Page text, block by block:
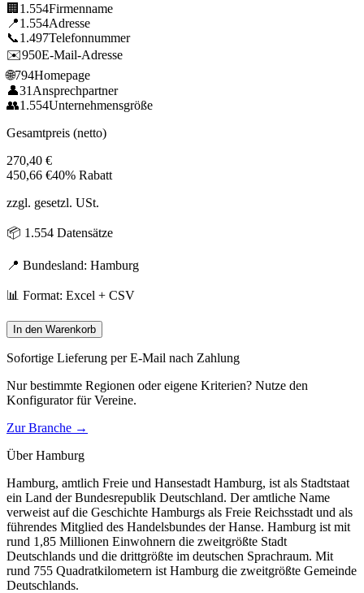
🏢 1.554Firmenname
📍1.554Adresse
📞1.497Telefonnummer
✉️950E-Mail-Adresse
🌐794Homepage
👤31 Ansprechpartner
👥1.554Unternehmensgröße
Gesamtpreis (netto)
270,40 €
450,66 €40% Rabatt
zzgl. gesetzl. USt.
📦 1.554 Datensätze
📍 Bundesland: Hamburg
📊 Format: Excel + CSV
In den Warenkorb
Sofortige Lieferung per E-Mail nach Zahlung
Nur bestimmte Regionen oder eigene Kriterien? Nutze den
Konfigurator fürVereine.
Zur Branche →
ÜberHamburg
Hamburg, amtlich Freie und Hansestadt Hamburg, ist als Stadtstaat
ein Land der Bundesrepublik Deutschland. Der amtliche Name
verweist auf die Geschichte Hamburgs als Freie Reichsstadt und als
führendes Mitglied des Handelsbundes der Hanse. Hamburg ist mit
rund 1,85 Millionen Einwohnern die zweitgrößte Stadt
Deutschlands und die drittgrößte im deutschen Sprachraum. Mit
rund 755 Quadratkilometern ist Hamburg die zweitgrößte Gemeinde
Deutschlands.